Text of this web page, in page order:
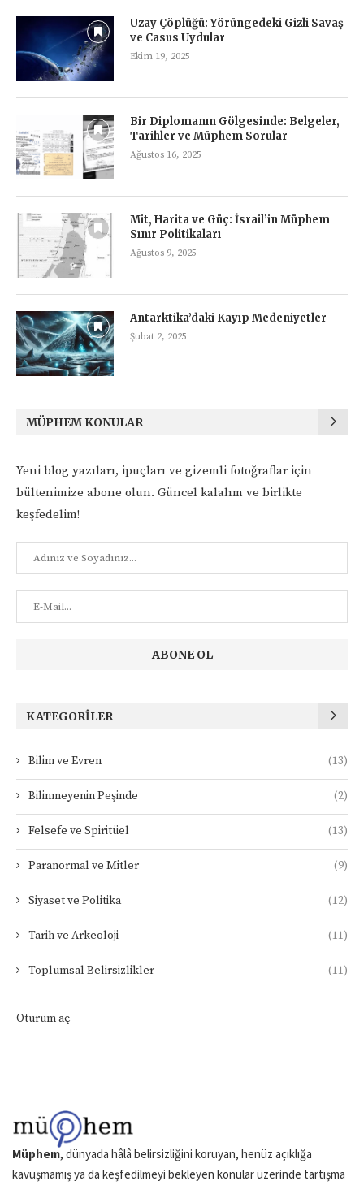
Uzay Çöplüğü: Yörüngedeki Gizli Savaş
ve Casus Uydular
Ekim 19, 2025
Bir Diplomanın Gölgesinde: Belgeler,
Tarihler ve Müphem Sorular
Ağustos 16, 2025
Mit, Harita ve Güç: İsrail’in Müphem
Sınır Politikaları
Ağustos 9, 2025
Antarktika’daki Kayıp Medeniyetler
Şubat 2, 2025
MÜPHEM KONULAR
Yeni blog yazıları, ipuçları ve gizemli fotoğraflar için
bültenimize abone olun. Güncel kalalım ve birlikte
keşfedelim!
KATEGORILER
Bilim ve Evren (13)
Bilinmeyenin Peşinde (2)
Felsefe ve Spiritüel (13)
Paranormal ve Mitler (9)
Siyaset ve Politika (12)
Tarih ve Arkeoloji (11)
Toplumsal Belirsizlikler (11)
Oturum aç
Müphem, dünyada hâlâ belirsizliğini koruyan, henüz açıklığa
kavuşmamış ya da keşfedilmeyi bekleyen konular üzerinde tartışma